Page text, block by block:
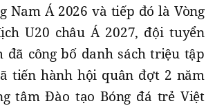
Nam Á 2026 và tiếp đó là Vòng
U20 châu Á 2027, đội tuyển
đã công bố danh sách triệu tập
tiến hành hội quân đợt 2 năm
tâm Đào tạo Bóng đá trẻ Việt